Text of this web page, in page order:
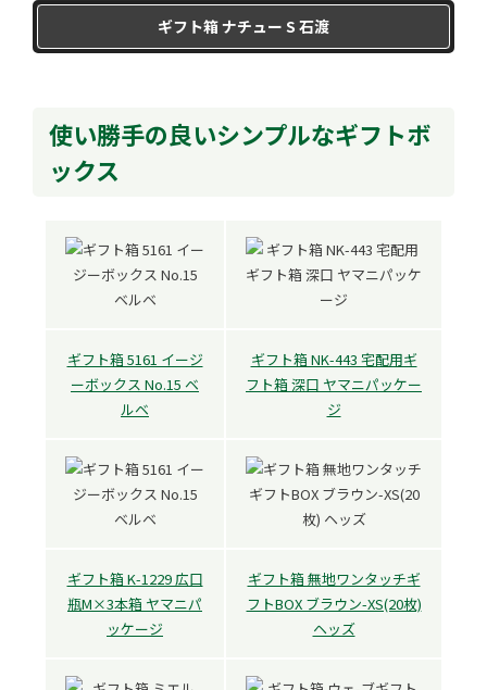
ギフト箱 ナチュー S 石渡
使い勝手の良いシンプルなギフトボ
ックス
ギフト箱 5161 イージ
ーボックス No.15 ベ
ルベ
ギフト箱 NK-443 宅配用ギ
フト箱 深口 ヤマニパッケー
ジ
ギフト箱 K-1229 広口
瓶M×3本箱 ヤマニパ
ッケージ
ギフト箱 無地ワンタッチギ
フトBOX ブラウン-XS(20枚)
ヘッズ